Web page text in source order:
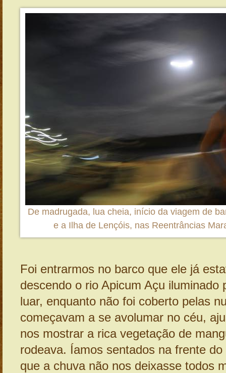
De madrugada, lua cheia, início da viagem de
e a Ilha de Lençóis, nas Reentrâncias
Foi entrarmos no barco que ele já
descendo o rio Apicum Açu iluminado
luar, enquanto não foi coberto pelas
começavam a se avolumar no céu,
nos mostrar a rica vegetação de
rodeava. Íamos sentados na frente
que a chuva não nos deixasse todos